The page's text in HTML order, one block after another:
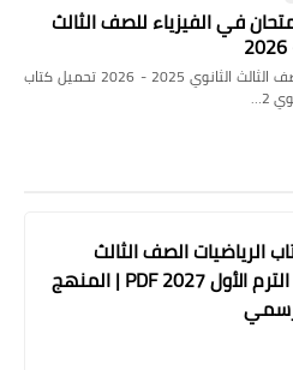
في الفيزياء للصف الثالث
تحميل كتاب الامتحان في الفيزياء للصف الثالث الثانوي 2025 - 2026 تحميل كتاب
2…
الرياضيات الصف الثالث
الابتدائي الترم الأول 2027 PDF | المنهج